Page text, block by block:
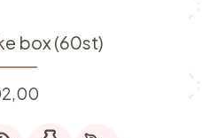
box (60st)